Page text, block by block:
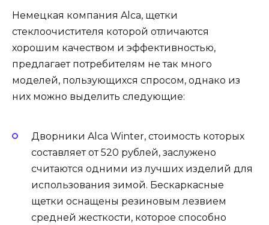
Немецкая компания Alca, щетки
стеклоочистителя которой отличаются
хорошим качеством и эффективностью,
предлагает потребителям не так много
моделей, пользующихся спросом, однако из
них можно выделить следующие:
Дворники Alca Winter, стоимость которых
составляет от 520 рублей, заслужено
считаются одними из лучших изделий для
использования зимой. Бескаркасные
щетки оснащены резиновым лезвием
средней жесткости, которое способно